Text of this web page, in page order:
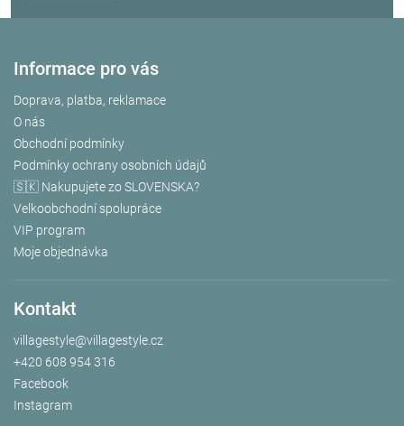
Informace pro vás
Doprava, platba, reklamace
O nás
Obchodní podmínky
Podmínky ochrany osobních údajů
🇸🇰 Nakupujete zo SLOVENSKA?
Velkoobchodní spolupráce
VIP program
Moje objednávka
Kontakt
villagestyle@villagestyle.cz
+420 608 954 316
Facebook
Instagram